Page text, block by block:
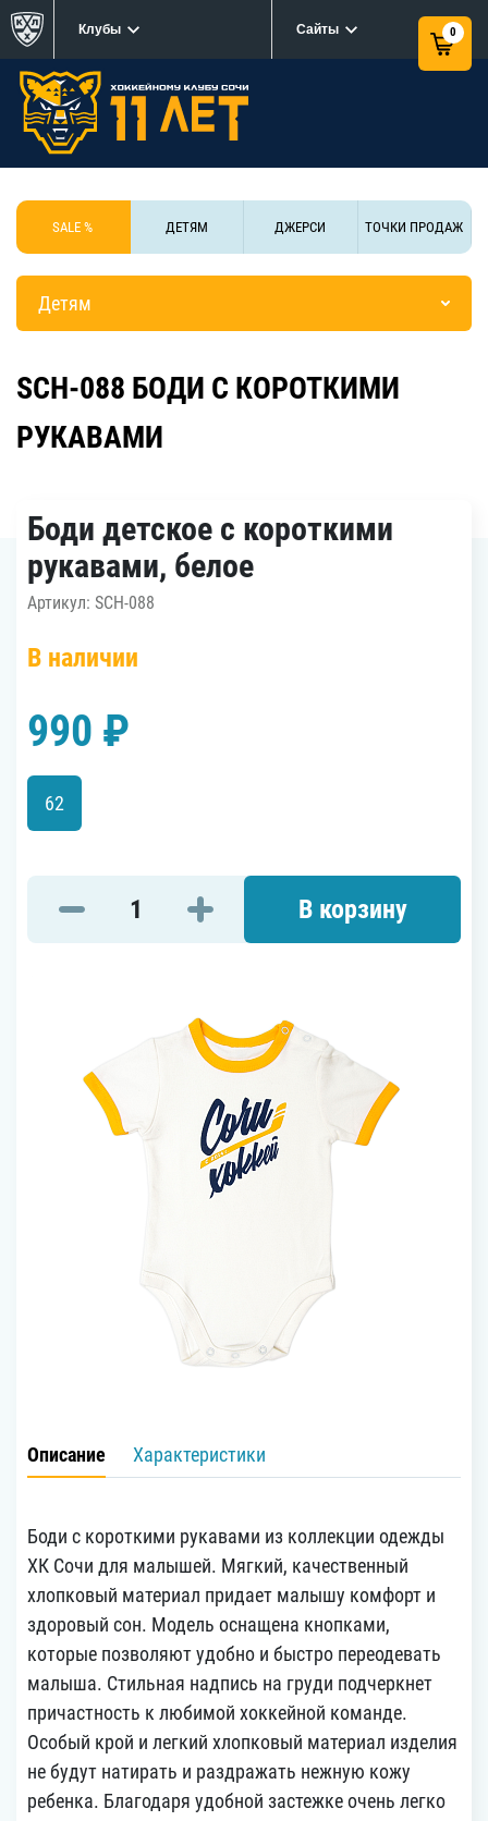
Клубы Сайты 0
SALE % ДЕТЯМ ДЖЕРСИ ТОЧКИ ПРОДАЖ
Детям
SCH-088 БОДИ С КОРОТКИМИ
РУКАВАМИ
Боди детское с короткими
рукавами, белое
Артикул: SCH-088
В наличии
990 ₽
62
В корзину
Описание Характеристики
Боди с короткими рукавами из коллекции одежды
ХК Сочи для малышей. Мягкий, качественный
хлопковый материал придает малышу комфорт и
здоровый сон. Модель оснащена кнопками,
которые позволяют удобно и быстро переодевать
малыша. Стильная надпись на груди подчеркнет
причастность к любимой хоккейной команде.
Особый крой и легкий хлопковый материал изделия
не будут натирать и раздражать нежную кожу
ребенка. Благодаря удобной застежке очень легко